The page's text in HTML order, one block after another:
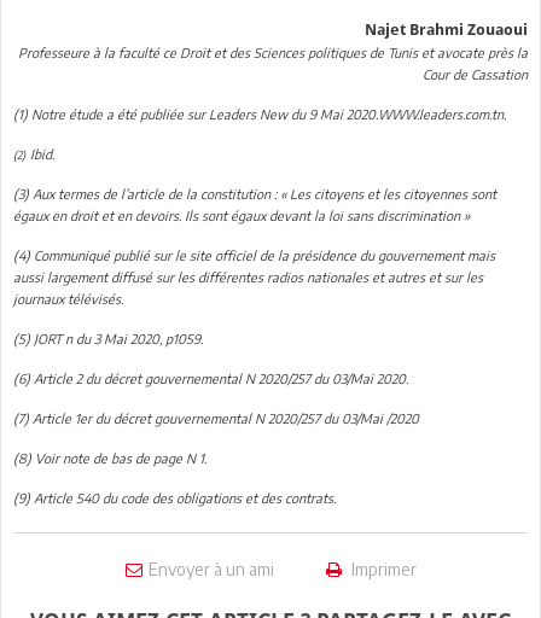
Najet Brahmi Zouaoui
Professeure à la faculté ce Droit et des Sciences politiques de Tunis et avocate près la
Cour de Cassation
(1) Notre étude a été publiée sur Leaders New du 9 Mai 2020.WWW.leaders.com.tn.
(2) Ibid.
(3) Aux termes de l’article de la constitution : « Les citoyens et les citoyennes sont
égaux en droit et en devoirs. Ils sont égaux devant la loi sans discrimination »
(4) Communiqué publié sur le site officiel de la présidence du gouvernement mais
aussi largement diffusé sur les différentes radios nationales et autres et sur les
journaux télévisés.
(5) JORT n du 3 Mai 2020, p1059.
(6) Article 2 du décret gouvernemental N 2020/257 du 03/Mai 2020.
(7) Article 1er du décret gouvernemental N 2020/257 du 03/Mai /2020
(8) Voir note de bas de page N 1.
(9) Article 540 du code des obligations et des contrats.
Envoyer à un ami Imprimer